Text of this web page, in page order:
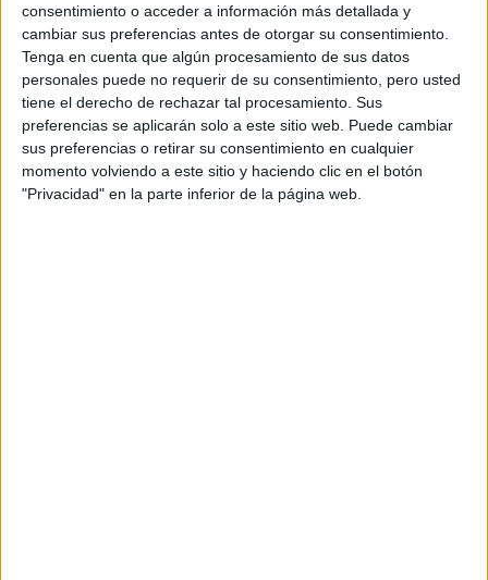
consentimiento o acceder a información más detallada y
cambiar sus preferencias antes de otorgar su consentimiento.
Tenga en cuenta que algún procesamiento de sus datos
personales puede no requerir de su consentimiento, pero usted
tiene el derecho de rechazar tal procesamiento. Sus
preferencias se aplicarán solo a este sitio web. Puede cambiar
sus preferencias o retirar su consentimiento en cualquier
momento volviendo a este sitio y haciendo clic en el botón
"Privacidad" en la parte inferior de la página web.
Ingeniería Informática Badajoz
Ingeniería Informática Baleares
Ingeniería Informática Barcelona
Ingeniería Informática Burgos
Ingeniería Informática Cantabria